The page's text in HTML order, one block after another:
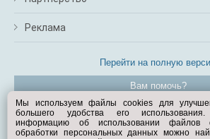
Реклама
Перейти на полную
Вам помочь?
© Exist.ru 1998—2026
Мы используем файлы cookies для
большего удобства его
информацию об использовании файлов
обработки персональных данных можно